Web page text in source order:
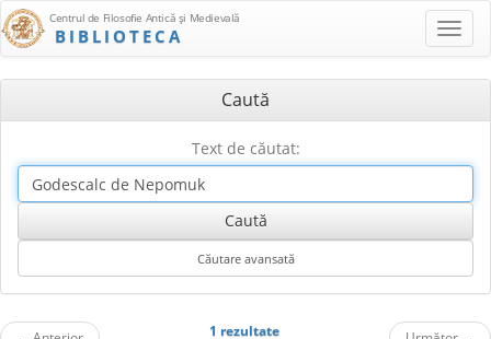
Centrul de Filosofie Antică şi Medievală
BIBLIOTECA
Caută
Text de căutat:
1 rezultate